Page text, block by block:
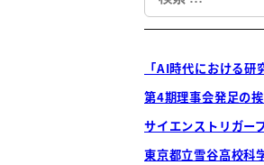
索
「AI時代における
第4期理事会発足の
サイエンストリガ
東京都立雪谷高校科